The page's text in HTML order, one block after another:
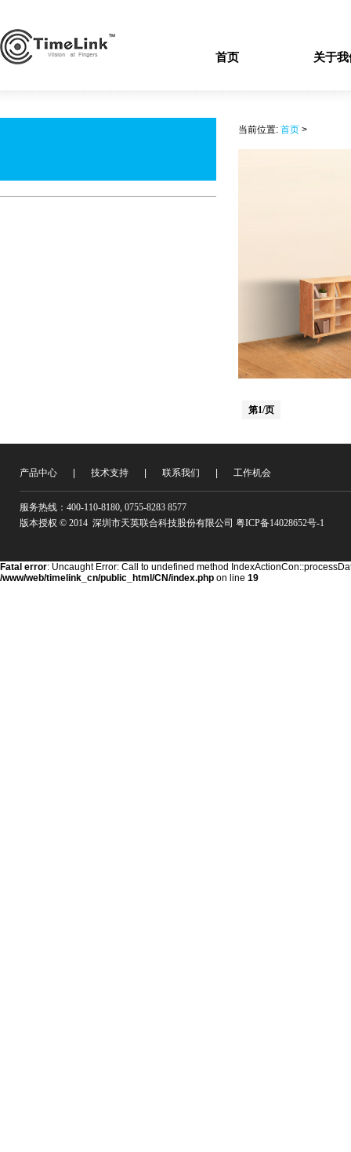
首页 关于我
当前位置: 首页 >
第1/页
产品中心 技术支持 联系我们 工作机会
服务热线：400-110-8180, 0755-8283 8577
版本授权 © 2014 深圳市天英联合科技股份有限公司 粤ICP备14028652号-1
Fatal error: Uncaught Error: Call to undefined method
/www/web/timelink_cn/public_html/CN/index.php on line 19